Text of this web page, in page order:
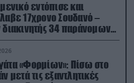
εντόπισε και
17χρονο Σουδανό –
34 παράνομων
«Φορμίων»: Πίσω στο
μετά τις εξαντλητικές